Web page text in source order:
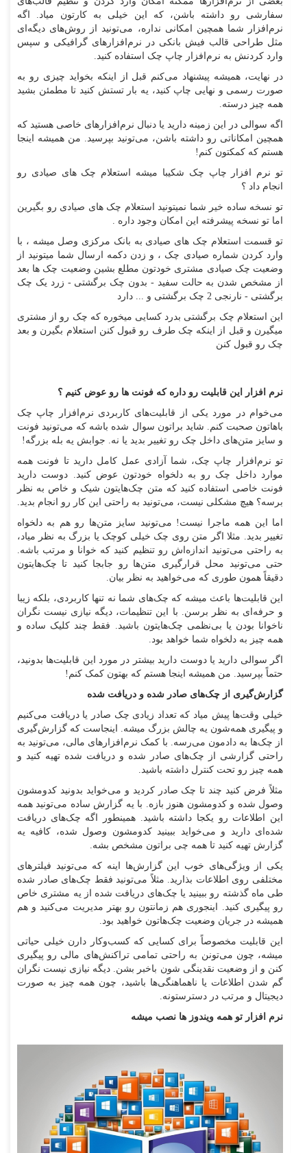
سفارشی رو داشته باشن، که این خیلی به کارتون میاد. اگه
نرم‌افزار شما همچین امکانی نداره، می‌تونید از روش‌های دیگه‌ای
مثل طراحی قالب فیش بانکی در نرم‌افزارهای گرافیکی و سپس
وارد کردنش به نرم‌افزار چاپ چک استفاده کنید.
در نهایت، همیشه پیشنهاد می‌کنم قبل از اینکه بخواید چیزی رو به
صورت رسمی و نهایی چاپ کنید، یه بار تستش کنید تا مطمئن بشید
همه چیز درسته.
اگه سوالی در این زمینه دارید یا دنبال نرم‌افزارهای خاصی هستید که
همچین امکاناتی رو داشته باشن، می‌تونید بپرسید. من همیشه اینجا
هستم که کمکتون کنم!
تو نرم افزار چاپ چک شکیبا میشه استعلام چک های صیادی رو
انجام داد ؟
تو نسخه ساده خیر شما نمیتونید استعلام چک های صیادی رو بگیرین
اما تو نسخه پیشرفته این امکان وجود داره .
تو قسمت استعلام چک های صیادی به بانک مرکزی وصل میشه ، با
وارد کردن شماره صیادی چک ، و زدن دکمه ارسال شما میتونید از
وضعیت چک صیادی مشتری خودتون مطلع بشین وضعیت چک ها بعد
از مشخص شدن به حالت سفید - بدون چک برگشتی - زرد یک چک
برگشتی - نارنجی 2 چک برگشتی و ... دارد
این استعلام چک برگشتی بدرد کسایی میخوره که چک رو از مشتری
میگیرن و قبل از اینکه چک طرف رو قبول کنن استعلام بگیرن و بعد
چک رو قبول کنن
نرم افزار این قابلیت رو داره که فونت ها رو عوض کنیم ؟
می‌خوام در مورد یکی از قابلیت‌های کاربردی نرم‌افزار چاپ چک
باهاتون صحبت کنم. شاید براتون سوال شده باشه که می‌تونید فونت
و سایز متن‌های داخل چک رو تغییر بدید یا نه. جوابش یه بله بزرگه!
تو نرم‌افزار چاپ چک، شما آزادی عمل کامل دارید تا فونت همه
موارد داخل چک رو به دلخواه خودتون عوض کنید. دوست دارید
فونت خاصی استفاده کنید که متن چک‌هایتون شیک و خاص به نظر
برسه؟ هیچ مشکلی نیست، می‌تونید به راحتی این کار رو انجام بدید.
اما این همه ماجرا نیست! می‌تونید سایز متن‌ها رو هم به دلخواه
تغییر بدید. مثلا اگر متن روی چک خیلی کوچک یا بزرگ به نظر میاد،
به راحتی می‌تونید اندازه‌اش رو تنظیم کنید که خوانا و مرتب باشه.
حتی می‌تونید محل قرارگیری متن‌ها رو جابجا کنید تا چک‌هایتون
دقیقاً همون طوری که می‌خواهید به نظر بیان.
این قابلیت‌ها باعث میشه که چک‌های شما نه تنها کاربردی، بلکه زیبا
و حرفه‌ای به نظر برسن. با این تنظیمات، دیگه نیازی نیست نگران
ناخوانا بودن یا بی‌نظمی چک‌هایتون باشید. فقط چند کلیک ساده و
همه چیز به دلخواه شما خواهد بود.
اگر سوالی دارید یا دوست دارید بیشتر در مورد این قابلیت‌ها بدونید،
حتماً بپرسید. من همیشه اینجا هستم که بهتون کمک کنم!
گزارش‌گیری از چک‌های صادر شده و دریافت شده
خیلی وقت‌ها پیش میاد که تعداد زیادی چک صادر یا دریافت می‌کنیم
و پیگیری همه‌شون یه چالش بزرگ میشه. اینجاست که گزارش‌گیری
از چک‌ها به دادمون می‌رسه. با کمک نرم‌افزارهای مالی، می‌تونید به
راحتی گزارشی از چک‌های صادر شده و دریافت شده تهیه کنید و
همه چیز رو تحت کنترل داشته باشید.
مثلاً فرض کنید چند تا چک صادر کردید و می‌خواید بدونید کدومشون
وصول شده و کدومشون هنوز بازه. با یه گزارش ساده می‌تونید همه
این اطلاعات رو یکجا داشته باشید. همینطور اگه چک‌های دریافت
شده‌ای دارید و می‌خواید ببینید کدومشون وصول شده، کافیه یه
گزارش تهیه کنید تا همه چی براتون مشخص بشه.
یکی از ویژگی‌های خوب این گزارش‌ها اینه که می‌تونید فیلترهای
مختلفی روی اطلاعات بذارید. مثلاً می‌تونید فقط چک‌های صادر شده
طی ماه گذشته رو ببینید یا چک‌های دریافت شده از یه مشتری خاص
رو پیگیری کنید. اینجوری هم زمانتون رو بهتر مدیریت می‌کنید و هم
همیشه در جریان وضعیت چک‌هاتون خواهید بود.
این قابلیت مخصوصاً برای کسایی که کسب‌و‌کار دارن خیلی حیاتی
میشه، چون می‌تونن به راحتی تمامی تراکنش‌های مالی رو پیگیری
کنن و از وضعیت نقدینگی شون باخبر بشن. دیگه نیازی نیست نگران
گم شدن اطلاعات یا ناهماهنگی‌ها باشید، چون همه چیز به صورت
دیجیتال و مرتب در دسترستونه.
نرم افزار تو همه ویندوز ها نصب میشه